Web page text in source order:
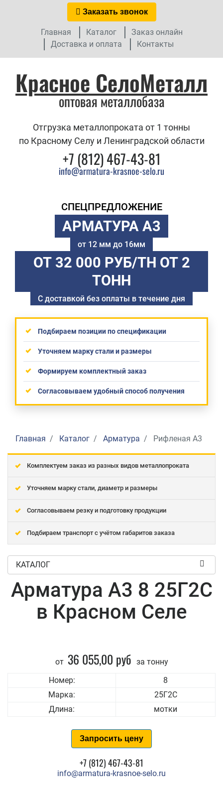
Заказать звонок
Главная Каталог
Заказ онлайн
Доставка и оплата
Контакты
Красное СелоМеталл
оптовая металлобаза
Отгрузка металлопроката от 1 тонны
по Красному Селу и Ленинградской области
+7 (812) 467-43-81
info@armatura-krasnoe-selo.ru
СПЕЦПРЕДЛОЖЕНИЕ
АРМАТУРА А3
от 12 мм до 16мм
ОТ 32 000 РУБ/ТН ОТ 2
ТОНН
С доставкой без оплаты в течение дня
Подбираем позиции по спецификации
Уточняем марку стали и размеры
Формируем комплектный заказ
Согласовываем удобный способ получения
Главная Каталог Арматура Рифленая А3
Комплектуем заказ из разных видов металлопроката
Уточняем марку стали, диаметр и размеры
Согласовываем резку и подготовку продукции
Подбираем транспорт с учётом габаритов заказа
КАТАЛОГ
Арматура А3 8 25Г2С
в Красном Селе
от 36 055,00 руб за тонну
Номер:
8
Марка:
25Г2С
Длина:
мотки
Запросить цену
+7 (812) 467-43-81
info@armatura-krasnoe-selo.ru